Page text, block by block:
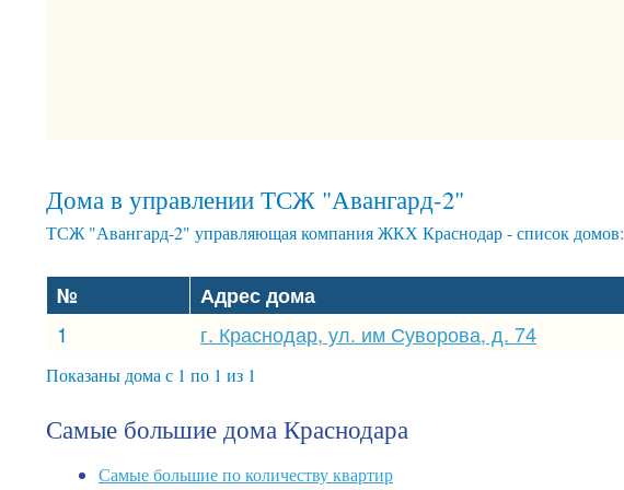
Дома в управлении ТСЖ "Авангард-2"
ТСЖ "Авангард-2" управляющая компания ЖКХ Краснодар - список домов:
№
Адрес дома
1
г. Краснодар, ул. им Суворова, д. 74
Показаны дома с 1 по 1 из 1
Самые большие дома Краснодара
Самые большие по количеству квартир